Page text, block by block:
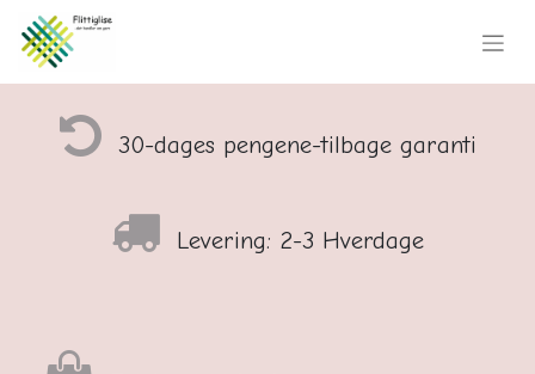
30-dages pengene-tilbage garanti
Levering: 2-3 Hverdage